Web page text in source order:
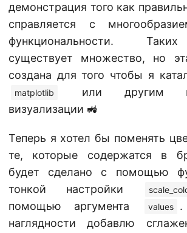
демонстрация того как
справляется с
функциональности.
существует множество, но
создана для того чтобы я
matplotlib
или другим
визуализации 🚜
Теперь я хотел бы поменять
те, которые содержатся в
будет сделано с помощью
тонкой настройки
помощью аргумента
values
.
наглядности добавлю